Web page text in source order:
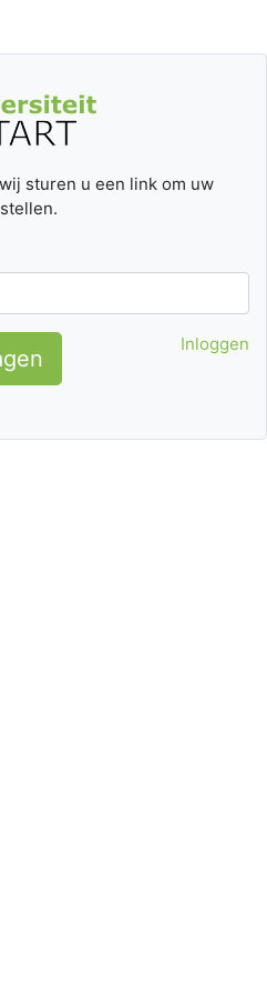
sturen u een link om uw
Inloggen